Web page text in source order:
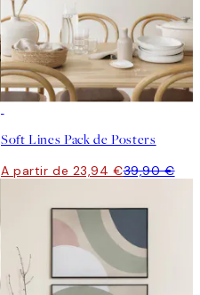
Soft Lines Pack de Posters
A partir de 23,94 €39,90 €